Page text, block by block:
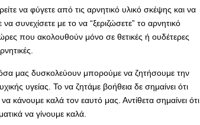
να φύγετε από τις αρνητικό υλικό σκέψης και να
συνεχίσετε με το να “ξεριζώσετε” το αρνητικό
που ακολουθούν μόνο σε θετικές ή ουδέτερες
μας δυσκολεύουν μπορούμε να ζητήσουμε την
υγείας. Το να ζητάμε βοήθεια δε σημαίνει ότι
κάνουμε καλά τον εαυτό μας. Αντίθετα σημαίνει ότι
να γίνουμε καλά.